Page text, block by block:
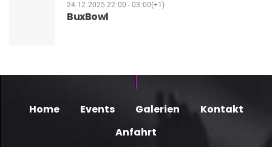
24.12.2025 22:00 - 03:00(+1)
BuxBowl
Home Events Galerien
Kontakt
Anfahrt